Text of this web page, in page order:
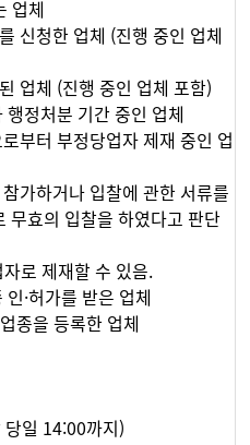
업체
청한 업체 (진행 중인 업체
체 (진행 중인 업체 포함)
정처분 기간 중인 업체
부터 부정당업자 제재 중인 업
가하거나 입찰에 관한 서류를
무효의 입찰을 하였다고 판단
로 제재할 수 있음.
·허가를 받은 업체
을 등록한 업체
당일 14:00까지)